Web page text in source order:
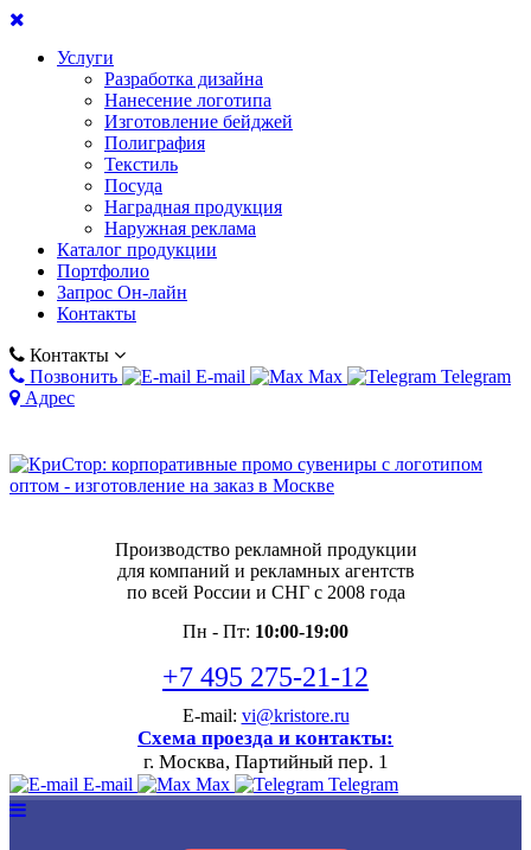
Услуги
Разработка дизайна
Нанесение логотипа
Изготовление бейджей
Полиграфия
Текстиль
Посуда
Наградная продукция
Наружная реклама
Каталог продукции
Портфолио
Запрос Он-лайн
Контакты
Контакты
Позвонить
E-mail Max
Telegram
Адрес
Производство рекламной продукции
для компаний и рекламных агентств
по всей России и СНГ с 2008 года
Пн - Пт: 10:00-19:00
+7 495 275-21-12
E-mail: vi@kristore.ru
Схема проезда и контакты:
г. Москва, Партийный пер. 1
E-mail Max Telegram